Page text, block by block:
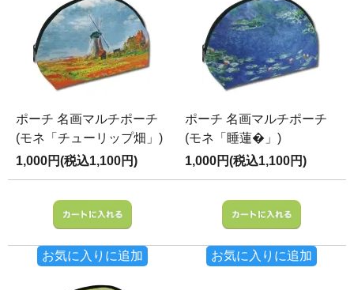
ポーチ 名画マルチポーチ
(モネ「チューリップ畑」)
1,000円(税込1,100円)
お気に入りに追加
ポーチ 名画マルチポーチ
(モネ「睡蓮�」)
1,000円(税込1,100円)
お気に入りに追加